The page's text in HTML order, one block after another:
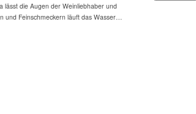
lässt die Augen der Weinliebhaber und
und Feinschmeckern läuft das Wasser…